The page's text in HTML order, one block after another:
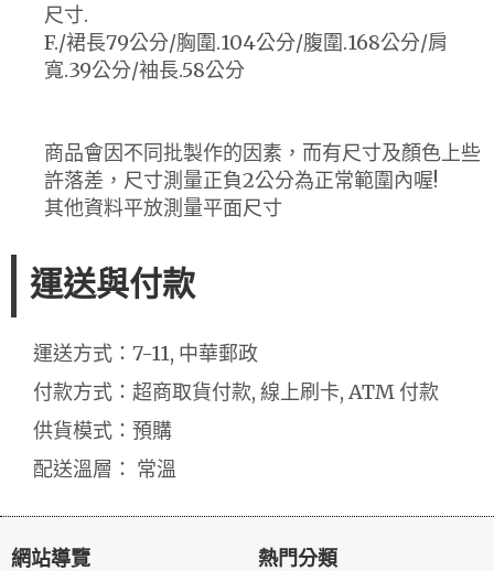
尺寸.
F./裙長79公分/胸圍.104公分/腹圍.168公分/肩
寬.39公分/袖長.58公分
商品會因不同批製作的因素，而有尺寸及顏色上些
許落差，尺寸測量正負2公分為正常範圍內喔!
其他資料平放測量平面尺寸
運送與付款
運送方式：7-11, 中華郵政
付款方式：超商取貨付款, 線上刷卡, ATM 付款
供貨模式：預購
配送溫層： 常溫
網站導覽 熱門分類